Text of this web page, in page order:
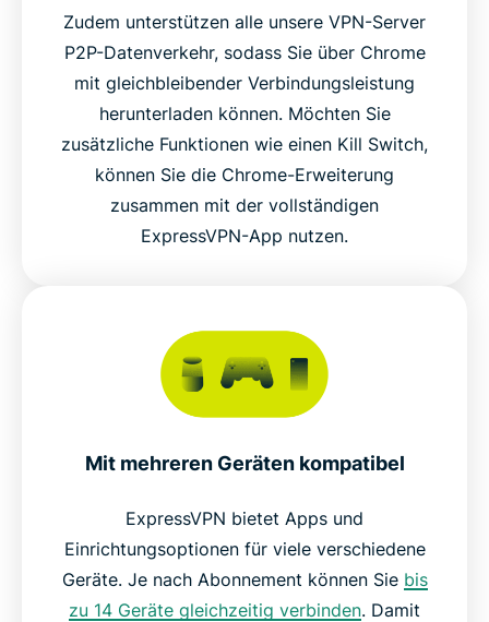
Zudem unterstützen alle unsere VPN-Server
P2P-Datenverkehr, sodass Sie über Chrome
mit gleichbleibender Verbindungsleistung
herunterladen können. Möchten Sie
zusätzliche Funktionen wie einen Kill Switch,
können Sie die Chrome-Erweiterung
zusammen mit der vollständigen
ExpressVPN-App nutzen.
Mit mehreren Geräten kompatibel
ExpressVPN bietet Apps und
Einrichtungsoptionen für viele verschiedene
Geräte. Je nach Abonnement können Sie bis
zu 14 Geräte gleichzeitig verbinden. Damit